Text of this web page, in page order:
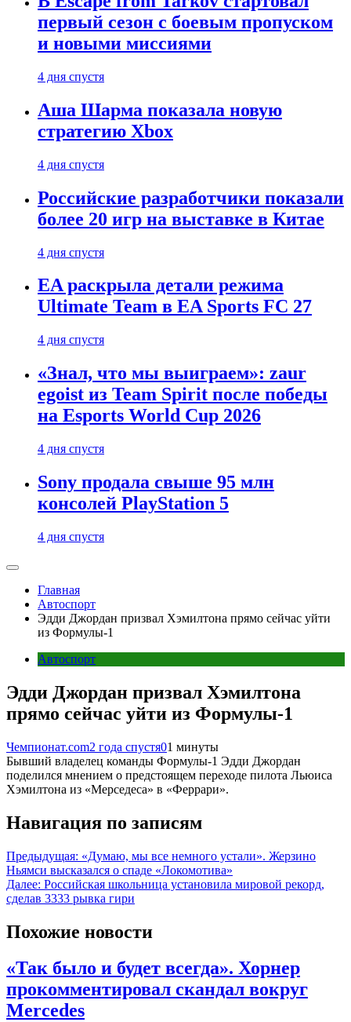
первый сезон с боевым пропуском
и новыми миссиями
4 дня спустя
Аша Шарма показала новую
стратегию Xbox
4 дня спустя
Российские разработчики показали
более 20 игр на выставке в Китае
4 дня спустя
EA раскрыла детали режима
Ultimate Team в EA Sports FC 27
4 дня спустя
«Знал, что мы выиграем»: zaur
egoist из Team Spirit после победы
на Esports World Cup 2026
4 дня спустя
Sony продала свыше 95 млн
консолей PlayStation 5
4 дня спустя
Главная
Автоспорт
Эдди Джордан призвал Хэмилтона прямо сейчас уйти
из Формулы-1
Автоспорт
Эдди Джордан призвал Хэмилтона
прямо сейчас уйти из Формулы-1
Чемпионат.com2 года спустя01 минуты
Бывший владелец команды Формулы-1 Эдди Джордан
поделился мнением о предстоящем переходе пилота Льюиса
Хэмилтона из «Мерседеса» в «Феррари».
Навигация по записям
Предыдущая: «Думаю, мы все немного устали». Жерзино
Ньямси высказался о спаде «Локомотива»
Далее: Российская школьница установила мировой рекорд,
сделав 3333 рывка гири
Похожие новости
«Так было и будет всегда». Хорнер
прокомментировал скандал вокруг
Mercedes